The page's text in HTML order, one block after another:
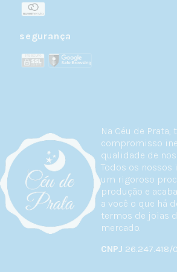
Na Céu de Prata,
compromisso
qualidade de
Todos os
um rigoroso
produção e
a você o que há
termos de joias
mercado.
CNPJ 26.247.418/
segurança